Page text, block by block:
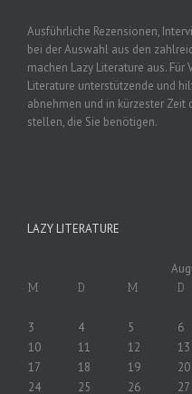
Ausführliche Rezensionen,
bei der Auswahl aus den
machen Lazy Literature aus.
Literature unterstützende und
abnehmen und in kürzester
stellen, die Sie benötigen.
LAZY LITERATURE
M D M D
3
4 5 6
10
11 12 13
17
18 19 20
24
25 26 27